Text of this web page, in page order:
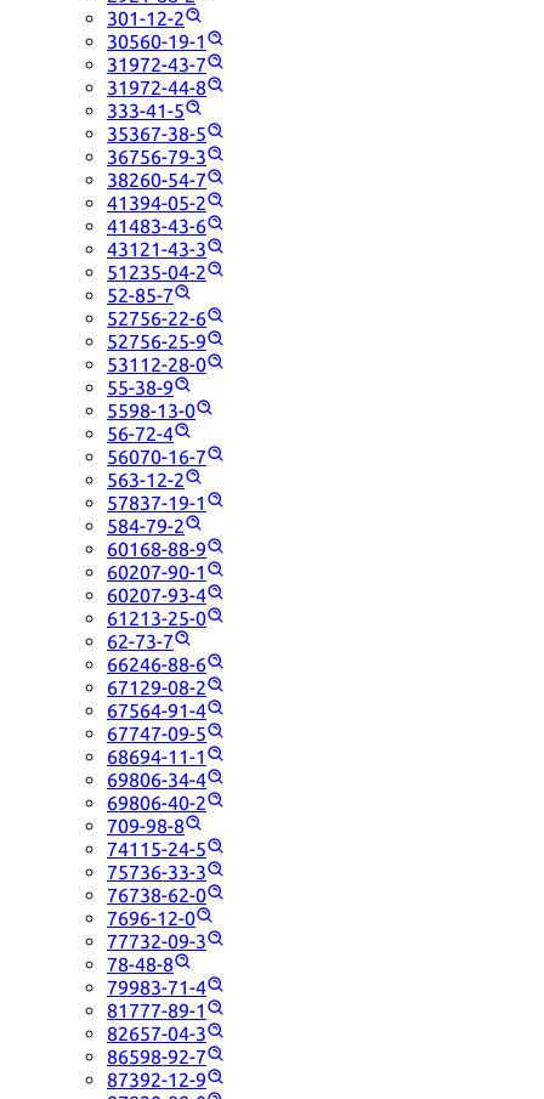
301-12-2
30560-19-1
31972-43-7
31972-44-8
333-41-5
35367-38-5
36756-79-3
38260-54-7
41394-05-2
41483-43-6
43121-43-3
51235-04-2
52-85-7
52756-22-6
52756-25-9
53112-28-0
55-38-9
5598-13-0
56-72-4
56070-16-7
563-12-2
57837-19-1
584-79-2
60168-88-9
60207-90-1
60207-93-4
61213-25-0
62-73-7
66246-88-6
67129-08-2
67564-91-4
67747-09-5
68694-11-1
69806-34-4
69806-40-2
709-98-8
74115-24-5
75736-33-3
76738-62-0
7696-12-0
77732-09-3
78-48-8
79983-71-4
81777-89-1
82657-04-3
86598-92-7
87392-12-9